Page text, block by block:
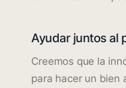
Ayudar juntos al
Creemos que la
para hacer un bien